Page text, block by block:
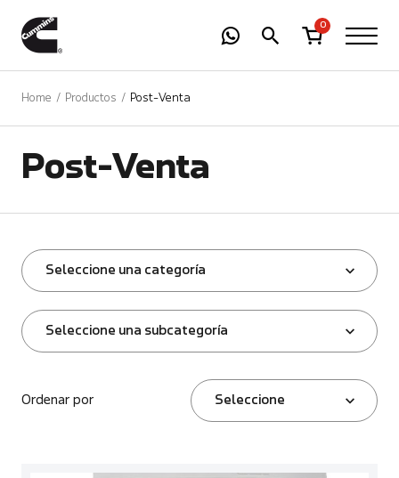
0
Home Productos Post-Venta
Post-Venta
Seleccione una categoría
Seleccione una subcategoría
Ordenar por Seleccione